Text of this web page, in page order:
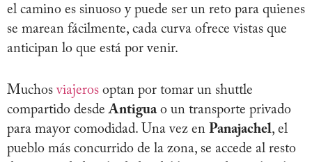
el camino es sinuoso y puede ser un reto para quienes
se marean fácilmente, cada curva ofrece vistas que
anticipan lo que está por venir.
Muchosviajeros optan por tomar un shuttle
compartido desdeAntiguao un transporte privado
para mayor comodidad. Una vez en Panajachel, el
pueblo más concurrido de la zona, se accede al resto